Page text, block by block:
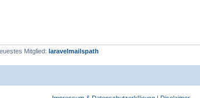
Mitglied: laravelmailspath